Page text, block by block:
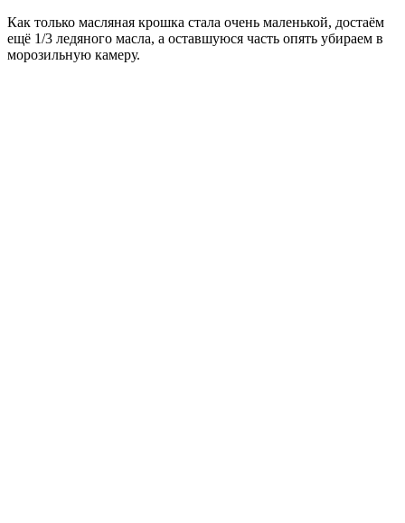
Как только масляная крошка стала очень маленькой, достаём
ещё 1/3 ледяного масла, а оставшуюся часть опять убираем в
морозильную камеру.